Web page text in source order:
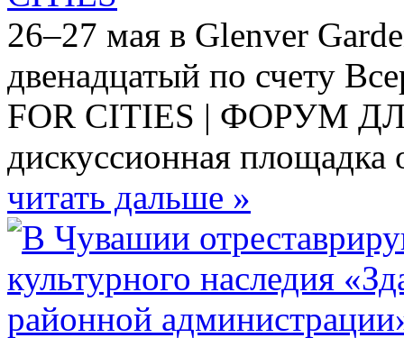
26–27 мая в Glenver
двенадцатый по счету
FOR CITIES | ФОРУМ
дискуссионная площадка
читать дальше »